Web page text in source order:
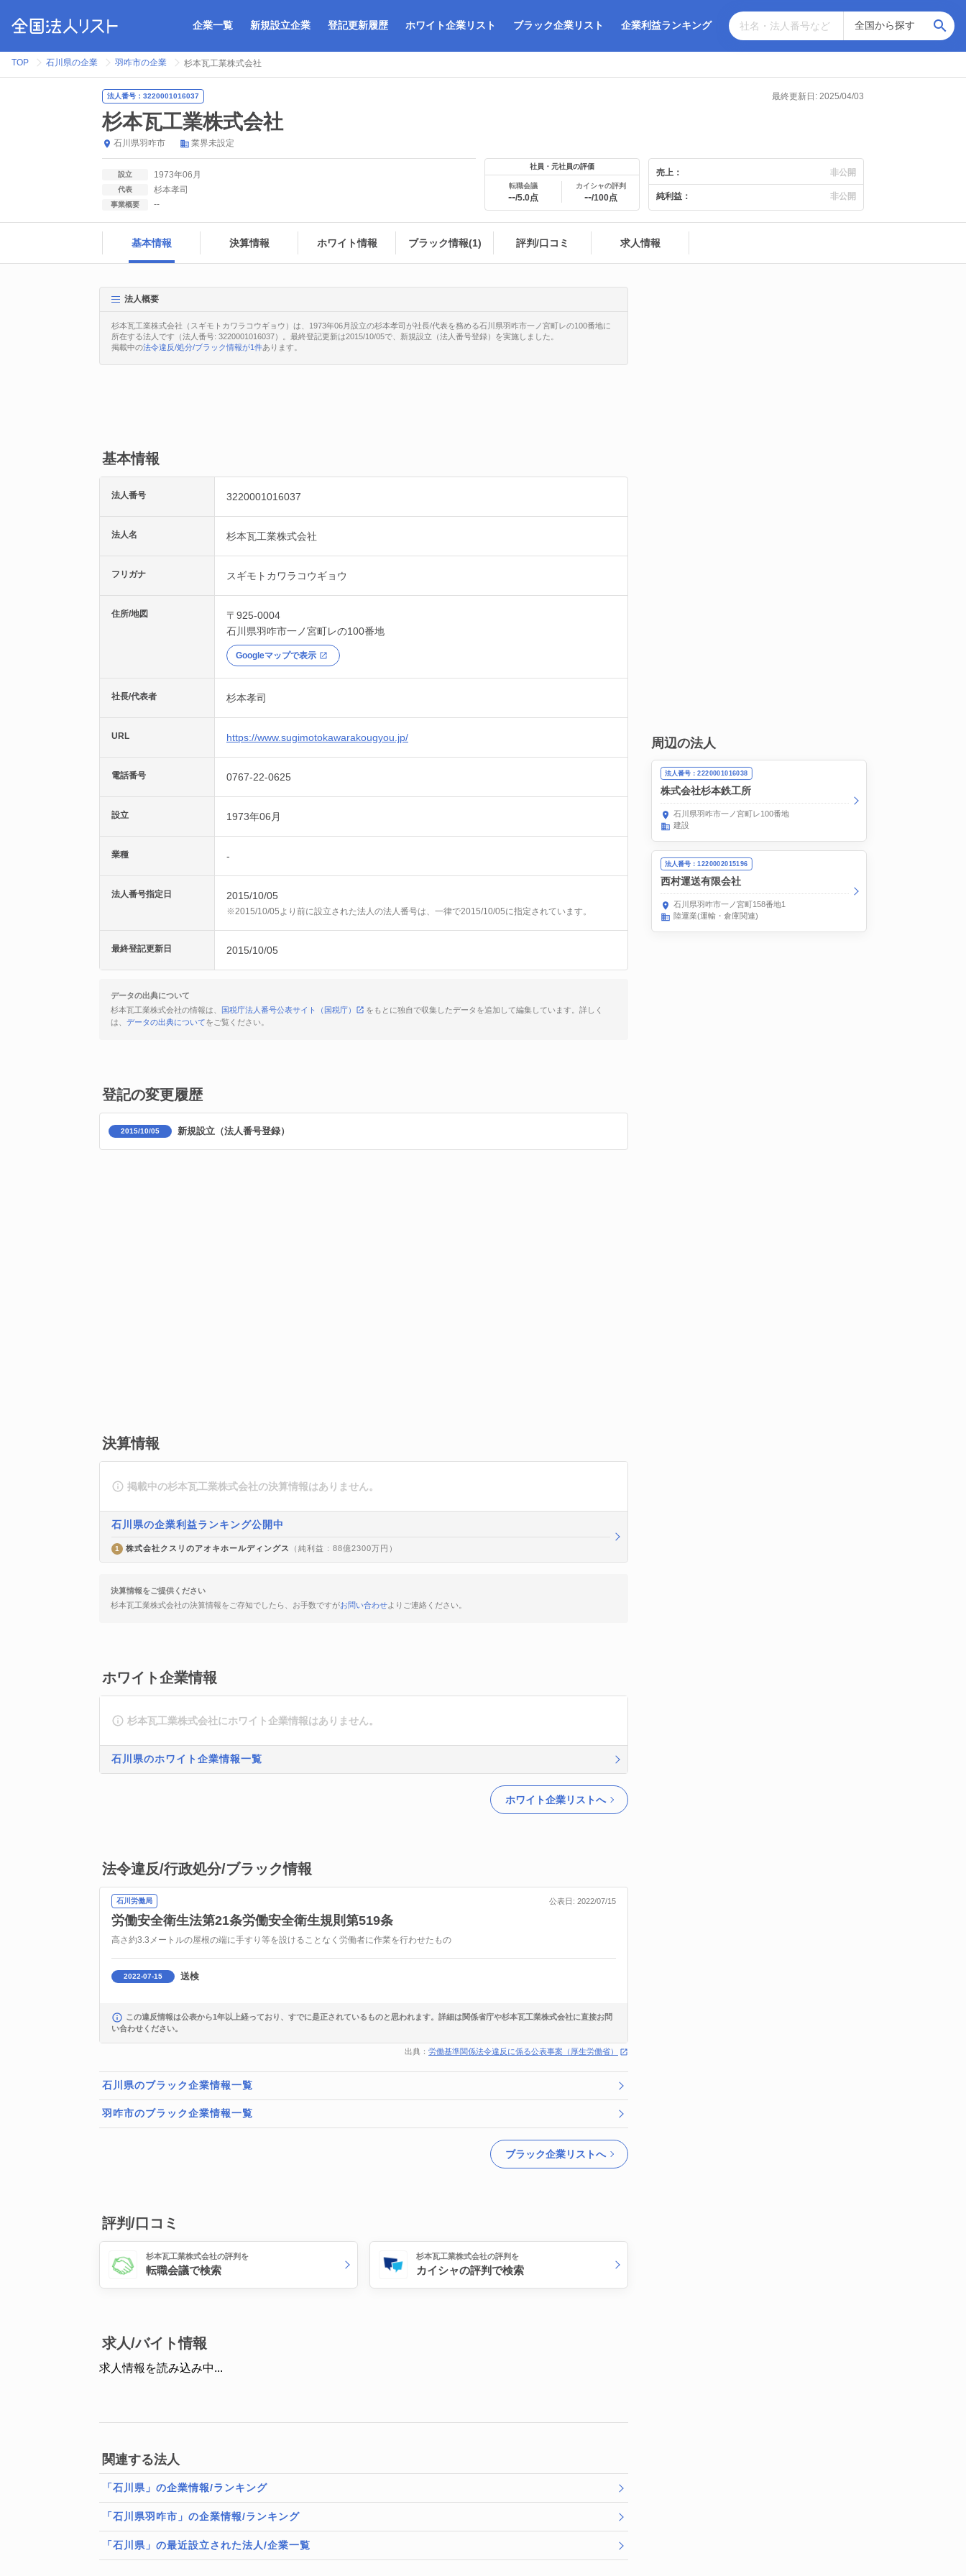
企業一覧 新規設立企業 登記更新履歴 ホワイト企業リスト ブラック企業リスト 企業利益ランキング
TOP 石川県の企業 羽咋市の企業 杉本瓦工業株式会社
法人番号：3220001016037 最終更新日: 2025/04/03
杉本瓦工業株式会社
石川県羽咋市 業界未設定
設立 1973年06月
代表 杉本孝司
事業概要 --
社員・元社員の評価
転職会議
--/5.0点
カイシャの評判
--/100点
売上： 非公開
純利益： 非公開
基本情報 決算情報 ホワイト情報 ブラック情報(1) 評判/口コミ 求人情報
法人概要
杉本瓦工業株式会社（スギモトカワラコウギョウ）は、1973年06月設立の杉本孝司が社長/代表を務める石川県羽咋市一ノ宮町レの100番地に
所在する法人です（法人番号: 3220001016037）。最終登記更新は2015/10/05で、新規設立（法人番号登録）を実施しました。
掲載中の法令違反/処分/ブラック情報が1件あります。
基本情報
法人番号 3220001016037
法人名 杉本瓦工業株式会社
フリガナ スギモトカワラコウギョウ
住所/地図
〒925-0004
石川県羽咋市一ノ宮町レの100番地
Googleマップで表示
社長/代表者 杉本孝司
URL https://www.sugimotokawarakougyou.jp/
電話番号 0767-22-0625
設立 1973年06月
業種 -
法人番号指定日 2015/10/05
※2015/10/05より前に設立された法人の法人番号は、一律で2015/10/05に指定されています。
最終登記更新日 2015/10/05
データの出典について
杉本瓦工業株式会社の情報は、
国税庁法人番号公表サイト（国税庁）
をもとに独自で収集したデータを追加して編集しています。詳しく
は、 データの出典についてをご覧ください。
登記の変更履歴
2015/10/05 新規設立（法人番号登録）
決算情報
掲載中の杉本瓦工業株式会社の決算情報はありません。
石川県の企業利益ランキング公開中
1 株式会社クスリのアオキホールディングス （純利益 : 88億2300万円）
決算情報をご提供ください
杉本瓦工業株式会社の決算情報をご存知でしたら、お手数ですがお問い合わせよりご連絡ください。
ホワイト企業情報
杉本瓦工業株式会社にホワイト企業情報はありません。
石川県のホワイト企業情報一覧
ホワイト企業リストへ
法令違反/行政処分/ブラック情報
公表日: 2022/07/15
石川労働局
労働安全衛生法第21条労働安全衛生規則第519条
高さ約3.3メートルの屋根の端に手すり等を設けることなく労働者に作業を行わせたもの
2022-07-15 送検
この違反情報は公表から1年以上経っており、すでに是正されているものと思われます。詳細は関係省庁や杉本瓦工業株式会社に直接お問
い合わせください。
出典： 労働基準関係法令違反に係る公表事案（厚生労働省）
石川県のブラック企業情報一覧
羽咋市のブラック企業情報一覧
ブラック企業リストへ
評判/口コミ
杉本瓦工業株式会社の評判を
転職会議で検索
杉本瓦工業株式会社の評判を
カイシャの評判で検索
求人/バイト情報
求人情報を読み込み中...
関連する法人
「石川県」の企業情報/ランキング
「石川県羽咋市」の企業情報/ランキング
「石川県」の最近設立された法人/企業一覧
周辺の法人
法人番号：2220001016038
株式会社杉本鉄工所
石川県羽咋市一ノ宮町レ100番地
建設
法人番号：1220002015196
西村運送有限会社
石川県羽咋市一ノ宮町158番地1
陸運業(運輸・倉庫関連)